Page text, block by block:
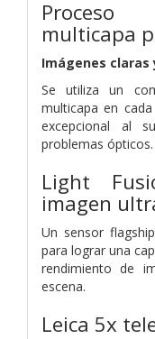
Proceso
multicapa
Imágenes claras
Se utiliza un
multicapa en
excepcional al
problemas ópticos.
Light
imagen
Un sensor
para lograr una
rendimiento de
escena.
Leica 5x